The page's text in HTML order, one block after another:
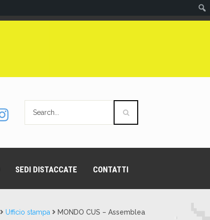
SEDI DISTACCATE CONTATTI
Ufficio stampa MONDO CUS – Assemblea